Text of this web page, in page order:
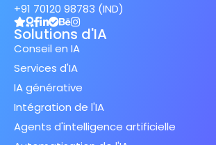
+91 70120 98783 (IND)
Solutions d'IA
Conseil en IA
Services d'IA
IA générative
Intégration de l'IA
Agents d'intelligence artificielle